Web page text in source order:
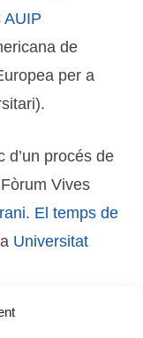
AUIP
de
per a
d’un procés de
Vives
El temps de
Universitat